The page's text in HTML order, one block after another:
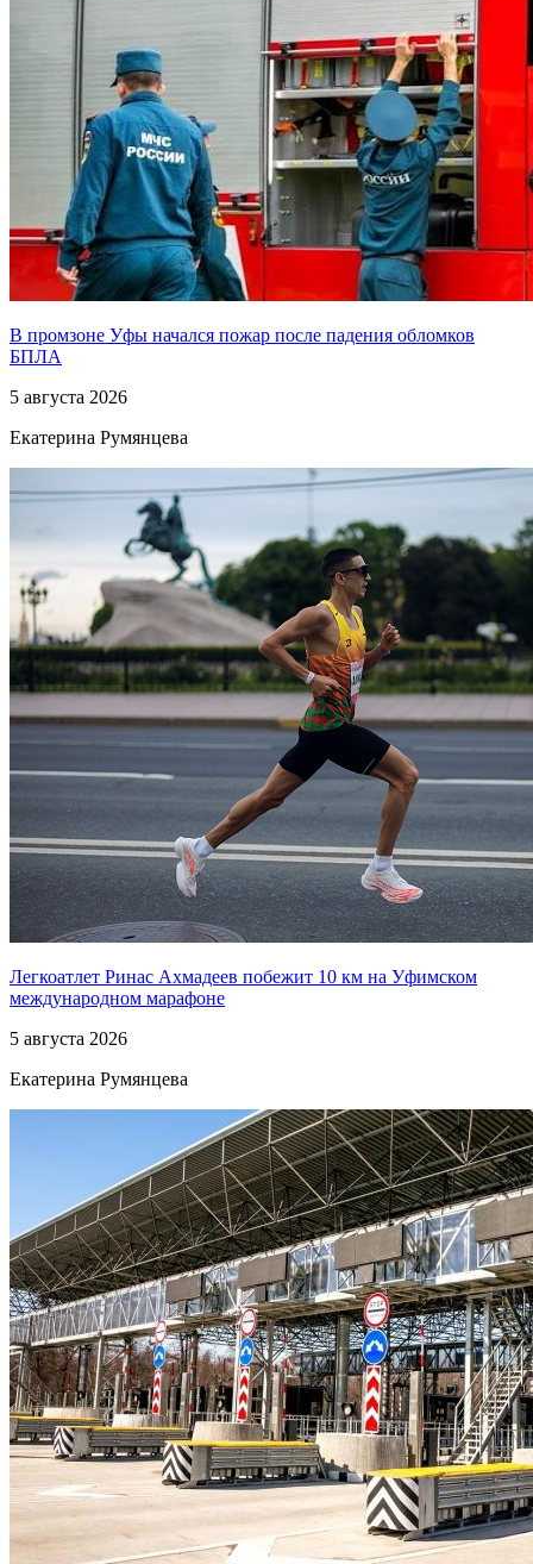
В промзоне Уфы начался пожар после падения обломков
БПЛА
5 августа 2026
Екатерина Румянцева
Легкоатлет Ринас Ахмадеев побежит 10 км на Уфимском
международном марафоне
5 августа 2026
Екатерина Румянцева